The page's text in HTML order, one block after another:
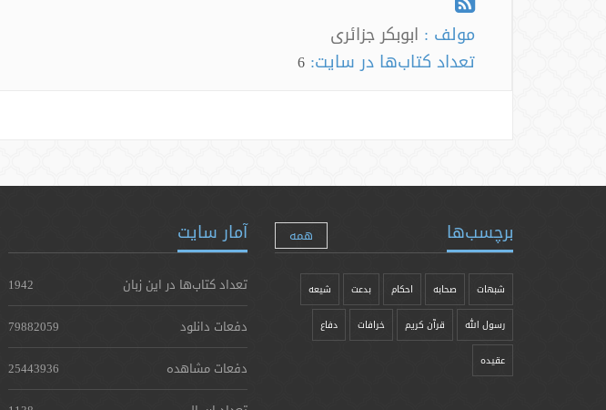
مولف : ابوبکر جزائری
تعداد کتاب‌ها در سایت: 6
برچسب‌ها همه
شبهات صحابه احکام بدعت شیعه
رسول الله قرآن کریم خرافات دفاع
عقیده
آمار سایت
تعداد کتاب‌ها در این زبان
1942
دفعات دانلود
79882059
دفعات مشاهده
25443936